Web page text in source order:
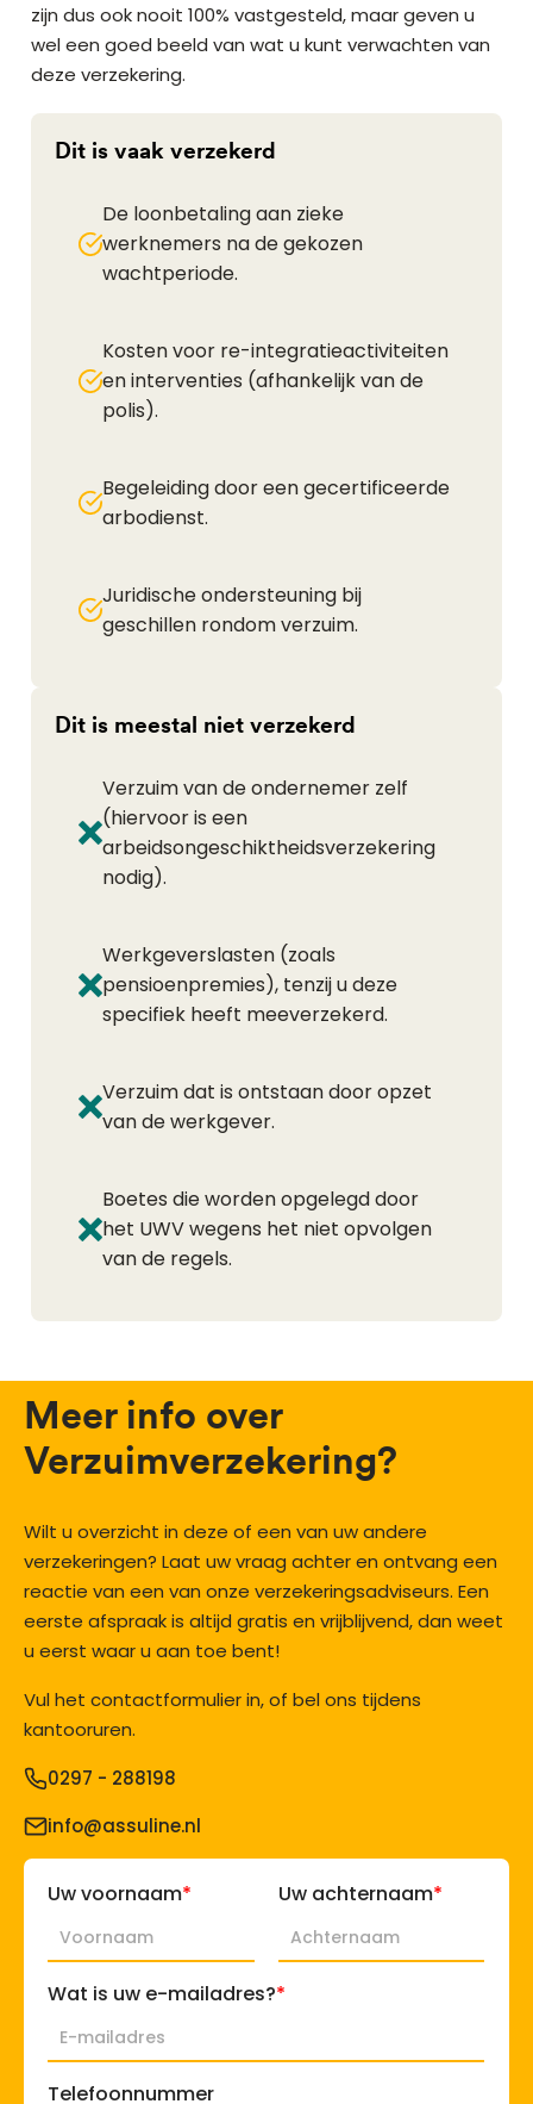
zijn dus ook nooit 100% vastgesteld, maar geven u
wel een goed beeld van wat u kunt verwachten van
deze verzekering.
Dit is vaak verzekerd
De loonbetaling aan zieke
werknemers na de gekozen
wachtperiode.
Kosten voor re-integratieactiviteiten
en interventies (afhankelijk van de
polis).
Begeleiding door een gecertificeerde
arbodienst.
Juridische ondersteuning bij
geschillen rondom verzuim.
Dit is meestal niet verzekerd
Verzuim van de ondernemer zelf
(hiervoor is een
arbeidsongeschiktheidsverzekering
nodig).
Werkgeverslasten (zoals
pensioenpremies), tenzij u deze
specifiek heeft meeverzekerd.
Verzuim dat is ontstaan door opzet
van de werkgever.
Boetes die worden opgelegd door
het UWV wegens het niet opvolgen
van de regels.
Meer info over
Verzuimverzekering?
Wilt u overzicht in deze of een van uw andere
verzekeringen? Laat uw vraag achter en ontvang een
reactie van een van onze verzekeringsadviseurs. Een
eerste afspraak is altijd gratis en vrijblijvend, dan weet
u eerst waar u aan toe bent!
Vul het contactformulier in, of bel ons tijdens
kantooruren.
0297 - 288198
info@assuline.nl
Uw voornaam* Uw achternaam*
Wat is uw e-mailadres?*
Telefoonnummer